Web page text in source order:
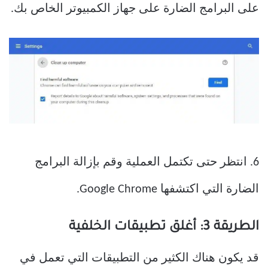
على البرامج الضارة على جهاز الكمبيوتر الخاص بك.
6. انتظر حتى تكتمل العملية وقم بإزالة البرامج
الضارة التي اكتشفها Google Chrome.
الطريقة 3: أغلق تطبيقات الخلفية
قد يكون هناك الكثير من التطبيقات التي تعمل في